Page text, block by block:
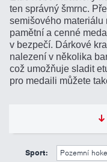
ten správný šmrnc.
semišového
pamětní a cenné
v bezpečí. Dárkové
nalezení v několika
což umožňuje sladit
pro medaili můžete
39 Kč
Sport: Pozemní